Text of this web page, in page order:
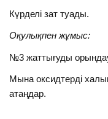
Күрделі зат туады.
Оқулықпен жұмыс:
№3 жаттығуды
Мына оксидтерді
атаңдар.